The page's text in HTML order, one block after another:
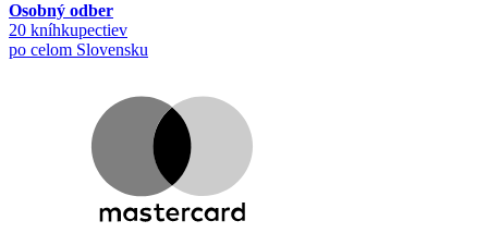
Osobný odber
20 kníhkupectiev
po celom Slovensku